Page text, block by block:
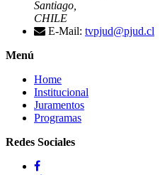
Santiago,
CHILE
E-Mail: tvpjud@pjud.cl
Menú
Home
Institucional
Juramentos
Programas
Redes Sociales